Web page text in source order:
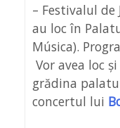
– Festivalul de
au loc în
Música).
Vor avea loc
grădina
concertul lui